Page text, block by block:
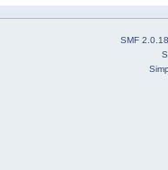
SMF 2.0.18